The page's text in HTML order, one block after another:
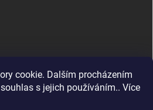
cookie. Dalším procházením
s jejich používáním.. Více